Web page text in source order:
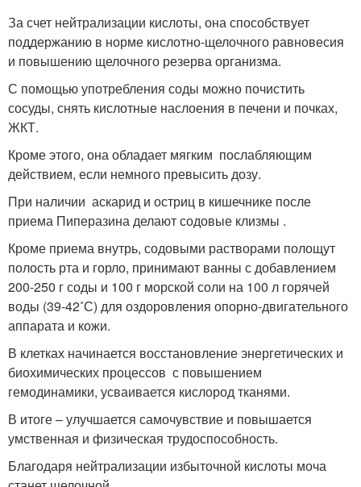
За счет нейтрализации кислоты, она способствует
поддержанию в норме кислотно-щелочного равновесия
и повышению щелочного резерва организма.
С помощью употребления соды можно почистить
сосуды, снять кислотные наслоения в печени и почках,
ЖКТ.
Кроме этого, она обладает мягким послабляющим
действием, если немного превысить дозу.
При наличии аскарид и остриц в кишечнике после
приема Пиперазина делают содовые клизмы .
Кроме приема внутрь, содовыми растворами полощут
полость рта и горло, принимают ванны с добавлением
200-250 г соды и 100 г морской соли на 100 л горячей
воды (39-42˚С) для оздоровления опорно-двигательного
аппарата и кожи.
В клетках начинается восстановление энергетических и
биохимических процессов с повышением
гемодинамики, усваивается кислород тканями.
В итоге – улучшается самочувствие и повышается
умственная и физическая трудоспособность.
Благодаря нейтрализации избыточной кислоты моча